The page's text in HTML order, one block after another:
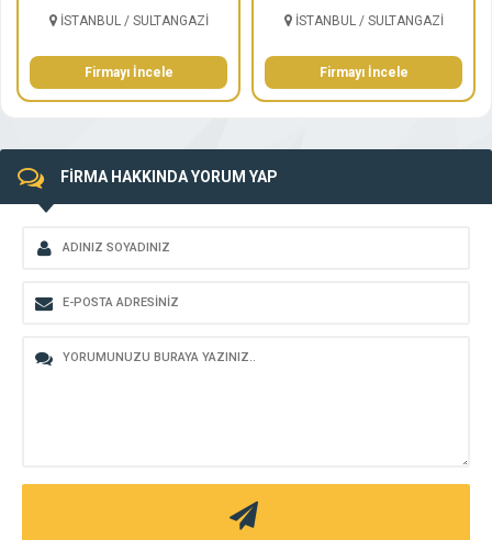
İSTANBUL / SULTANGAZİ
Firmayı İncele
İSTANBUL / SULTANGAZİ
Firmayı İncele
FİRMA HAKKINDA YORUM YAP